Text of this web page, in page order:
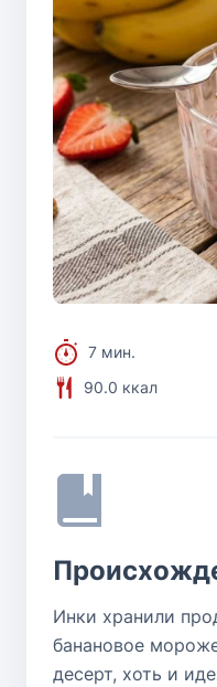
7 мин.
90.0 ккал
Инки хранили
банановое
десерт, хоть и